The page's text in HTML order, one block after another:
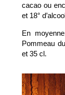
cacao ou
et 18°
En
Pommeau
et 35 cl.